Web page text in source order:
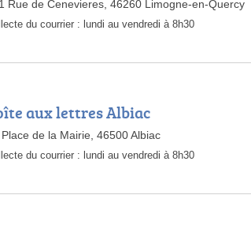
Rue de Cenevieres, 46260 Limogne-en-Quercy
du courrier : lundi au vendredi à 8h30
aux lettres Albiac
de la Mairie, 46500 Albiac
du courrier : lundi au vendredi à 8h30